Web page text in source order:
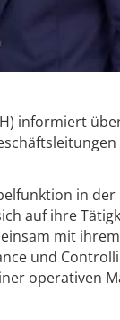
informiert
in der
auf ihre
mit ihrem
und
operativen